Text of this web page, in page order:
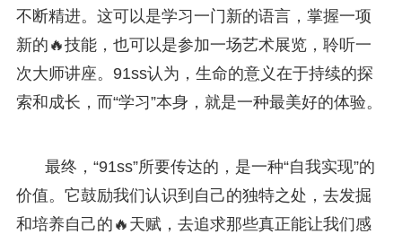
不断精进。这可以是学习一门新的语言，掌握一项
新的🔥技能，也可以是参加一场艺术展览，聆听一
次大师讲座。91ss认为，生命的意义在于持续的探
索和成长，而“学习”本身，就是一种最美好的体验。
最终，“91ss”所要传达的，是一种“自我实现”的
价值。它鼓励我们认识到自己的独特之处，去发掘
和培养自己的🔥天赋，去追求那些真正能让我们感